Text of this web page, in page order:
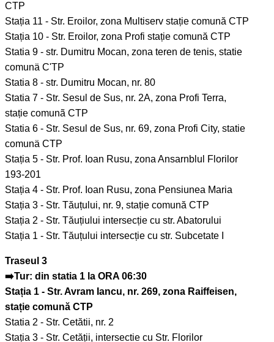
CTP
Stația 11 - Str. Eroilor, zona Multiserv stație comună CTP
Stația 10 - Str. Eroilor, zona Profi stație comună CTP
Statia 9 - str. Dumitru Mocan, zona teren de tenis, statie
comunä C'TP
Statia 8 - str. Dumitru Mocan, nr. 80
Statia 7 - Str. Sesul de Sus, nr. 2A, zona Profi Terra,
stație comunã CTP
Statia 6 - Str. Sesul de Sus, nr. 69, zona Profi City, statie
comunä CTP
Stația 5 - Str. Prof. Ioan Rusu, zona Ansarnblul Florilor
193-201
Stația 4 - Str. Prof. Ioan Rusu, zona Pensiunea Maria
Stația 3 - Str. Tăuțului, nr. 9, stație comună CTP
Stația 2 - Str. Tăuțiului intersecție cu str. Abatorului
Stația 1 - Str. Tăuțului intersecție cu str. Subcetate I
Traseul 3
➡️Tur: din statia 1 la ORA 06:30
Stația 1 - Str. Avram Iancu, nr. 269, zona Raiffeisen,
stație comună CTP
Statia 2 - Str. Cetătii, nr. 2
Stația 3 - Str. Cetății, intersectie cu Str. Florilor